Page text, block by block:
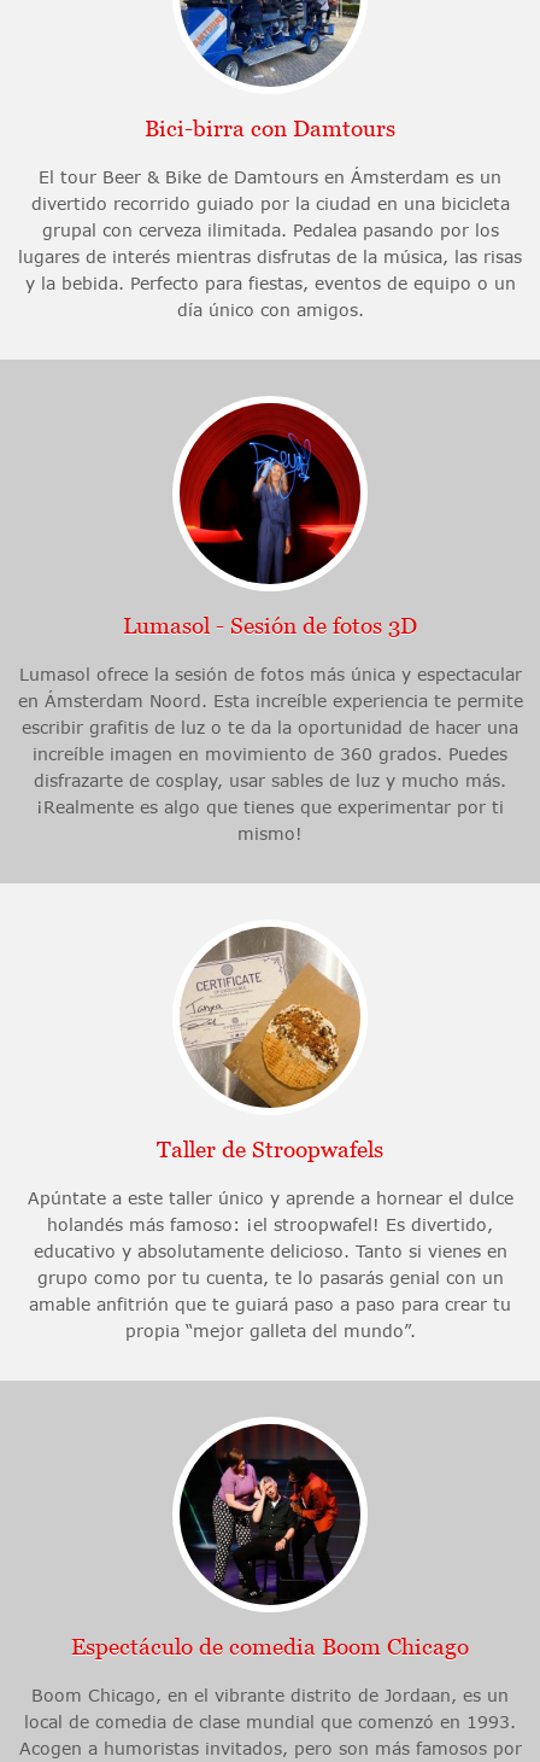
Bici-birra con Damtours
El tour Beer & Bike de Damtours en Ámsterdam es un
divertido recorrido guiado por la ciudad en una bicicleta
grupal con cerveza ilimitada. Pedalea pasando por los
lugares de interés mientras disfrutas de la música, las risas
y la bebida. Perfecto para fiestas, eventos de equipo o un
día único con amigos.
Lumasol - Sesión de fotos 3D
Lumasol ofrece la sesión de fotos más única y espectacular
en Ámsterdam Noord. Esta increíble experiencia te permite
escribir grafitis de luz o te da la oportunidad de hacer una
increíble imagen en movimiento de 360 grados. Puedes
disfrazarte de cosplay, usar sables de luz y mucho más.
¡Realmente es algo que tienes que experimentar por ti
mismo!
Taller de Stroopwafels
Apúntate a este taller único y aprende a hornear el dulce
holandés más famoso: ¡el stroopwafel! Es divertido,
educativo y absolutamente delicioso. Tanto si vienes en
grupo como por tu cuenta, te lo pasarás genial con un
amable anfitrión que te guiará paso a paso para crear tu
propia “mejor galleta del mundo”.
Espectáculo de comedia Boom Chicago
Boom Chicago, en el vibrante distrito de Jordaan, es un
local de comedia de clase mundial que comenzó en 1993.
Acogen a humoristas invitados, pero son más famosos por